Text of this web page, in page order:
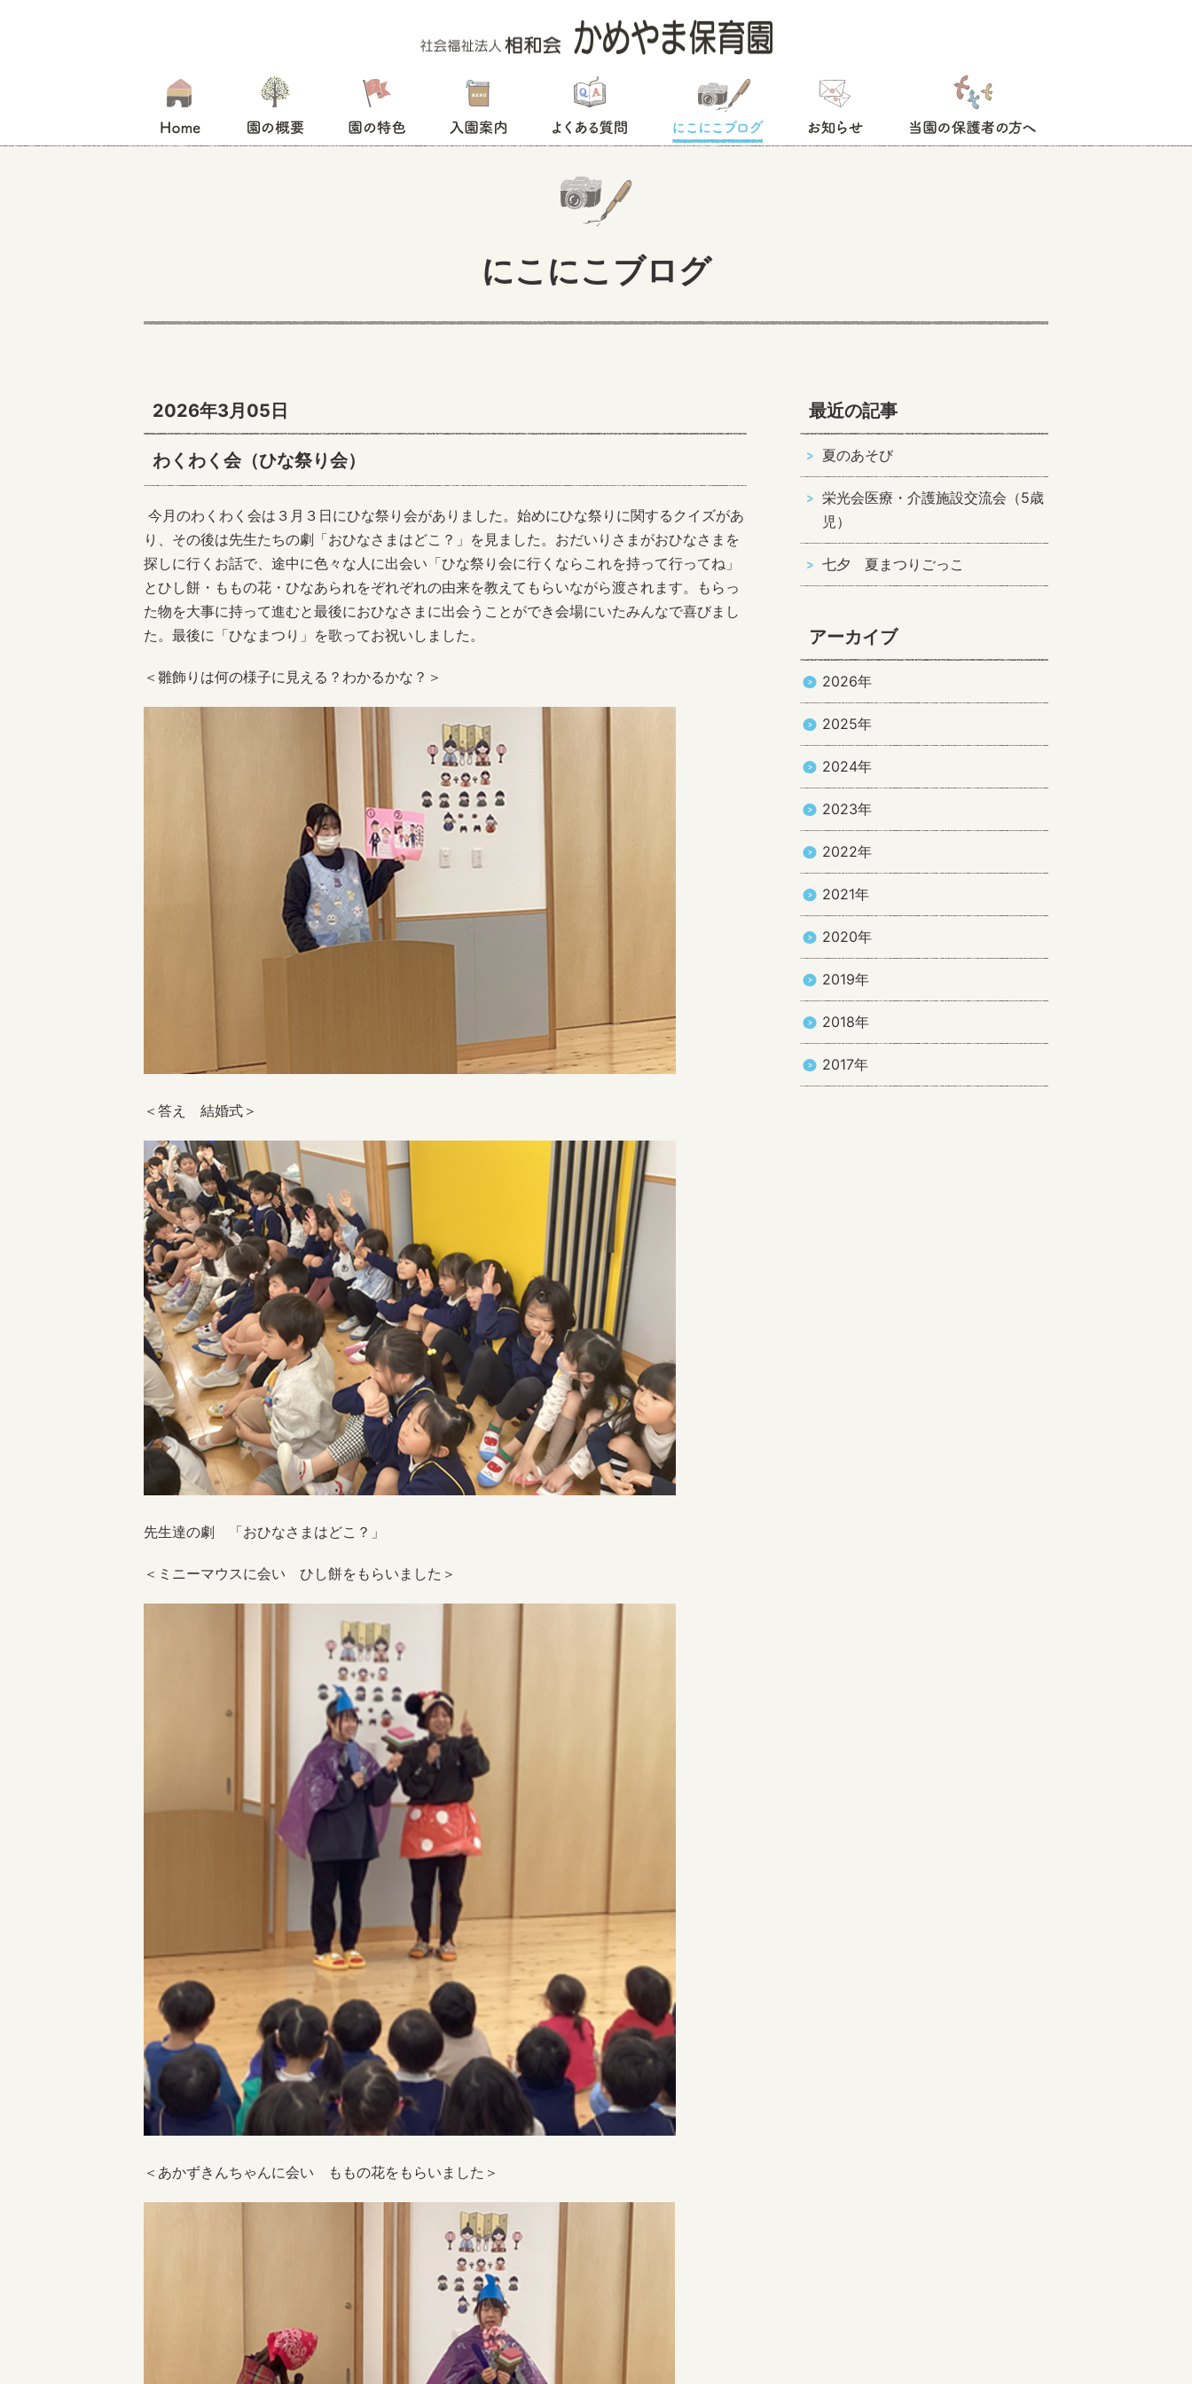
にこにこブログ
2026年3月05日
わくわく会（ひな祭り会）
今月のわくわく会は３月３日にひな祭り会がありました。始めにひな祭りに関するクイズがあ
り、その後は先生たちの劇「おひなさまはどこ？」を見ました。おだいりさまがおひなさまを
探しに行くお話で、途中に色々な人に出会い「ひな祭り会に行くならこれを持って行ってね」
とひし餅・ももの花・ひなあられをぞれぞれの由来を教えてもらいながら渡されます。もらっ
た物を大事に持って進むと最後におひなさまに出会うことができ会場にいたみんなで喜びまし
た。最後に「ひなまつり」を歌ってお祝いしました。
＜雛飾りは何の様子に見える？わかるかな？＞
＜答え 結婚式＞
先生達の劇 「おひなさまはどこ？」
＜ミニーマウスに会い ひし餅をもらいました＞
＜あかずきんちゃんに会い ももの花をもらいました＞
最近の記事
夏のあそび
栄光会医療・介護施設交流会（5歳
児）
七夕 夏まつりごっこ
アーカイブ
2026年
2025年
2024年
2023年
2022年
2021年
2020年
2019年
2018年
2017年